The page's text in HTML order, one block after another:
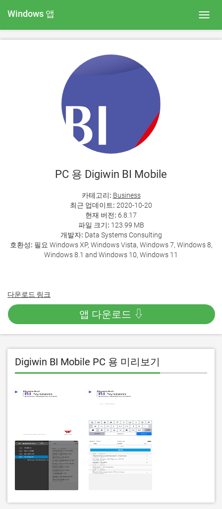
Windows 앱
PC 용 Digiwin BI Mobile
카테고리: Business
최근 업데이트: 2020-10-20
현재 버전: 6.8.17
파일 크기: 123.99 MB
개발자: Data Systems Consulting
호환성: 필요 Windows XP, Windows Vista, Windows 7, Windows 8,
Windows 8.1 and Windows 10, Windows 11
다운로드 링크
앱 다운로드 ⇩
Digiwin BI Mobile PC 용 미리보기